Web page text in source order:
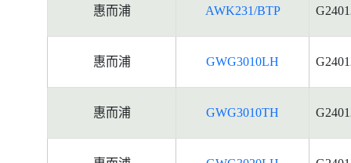
惠而浦 AWK231/BTP
惠而浦 GWG3010LH
惠而浦 GWG3010TH